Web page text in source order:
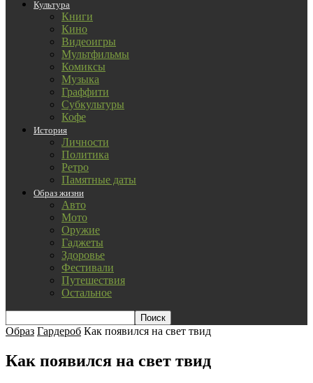
Культура
Книги
Кино
Видеоигры
Мультфильмы
Комиксы
Музыка
Граффити
Субкультуры
Кофе
История
Личности
Политика
Ретро
Памятные даты
Образ жизни
Авто
Мото
Оружие
Гаджеты
Здоровье
Фестивали
Путешествия
Остальное
Образ Гардероб Как появился на свет твид
Как появился на свет твид